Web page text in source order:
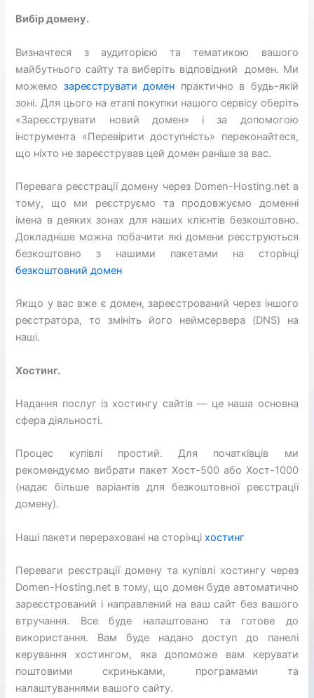
Вибір домену.
Визначтеся з аудиторією та тематикою вашого
майбутнього сайту та виберіть відповідний домен. Ми
можемо зареєструвати домен практично в будь-якій
зоні. Для цього на етапі покупки нашого сервісу оберіть
«Зареєструвати новий домен» і за допомогою
інструмента «Перевірити доступність» переконайтеся,
що ніхто не зареєстрував цей домен раніше за вас.
Перевага реєстрації домену через Domen-Hosting.net в
тому, що ми реєструємо та продовжуємо доменні
імена в деяких зонах для наших клієнтів безкоштовно.
Докладніше можна побачити які домени реєструються
безкоштовно з нашими пакетами на сторінці
безкоштовний домен
Якщо у вас вже є домен, зареєстрований через іншого
реєстратора, то змініть його неймсервера (DNS) на
наші.
Хостинг.
Надання послуг із хостингу сайтів — це наша основна
сфера діяльності.
Процес купівлі простий. Для початківців ми
рекомендуємо вибрати пакет Хост-500 або Хост-1000
(надає більше варіантів для безкоштовної реєстрації
домену).
Наші пакети перераховані на сторінціхостинг
Переваги реєстрації домену та купівлі хостингу через
Domen-Hosting.net в тому, що домен буде автоматично
зареєстрований і направлений на ваш сайт без вашого
втручання. Все буде налаштовано та готове до
використання. Вам буде надано доступ до панелі
керування хостингом, яка допоможе вам керувати
поштовими скриньками, програмами та
налаштуваннями вашого сайту.